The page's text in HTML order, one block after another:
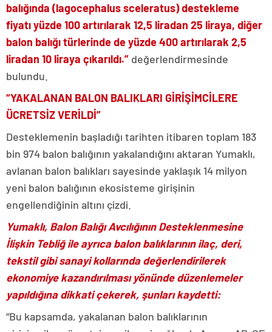
balığında (lagocephalus sceleratus) destekleme
fiyatı yüzde 100 artırılarak 12,5 liradan 25 liraya, diğer
balon balığı türlerinde de yüzde 400 artırılarak 2,5
liradan 10 liraya çıkarıldı.” değerlendirmesinde
bulundu.
“YAKALANAN BALON BALIKLARI GİRİŞİMCİLERE
ÜCRETSİZ VERİLDİ”
Desteklemenin başladığı tarihten itibaren toplam 183
bin 974 balon balığının yakalandığını aktaran Yumaklı,
avlanan balon balıkları sayesinde yaklaşık 14 milyon
yeni balon balığının ekosisteme girişinin
engellendiğinin altını çizdi.
Yumaklı, Balon Balığı Avcılığının Desteklenmesine
İlişkin Tebliğ ile ayrıca balon balıklarının ilaç, deri,
tekstil gibi sanayi kollarında değerlendirilerek
ekonomiye kazandırılması yönünde düzenlemeler
yapıldığına dikkati çekerek, şunları kaydetti:
“Bu kapsamda, yakalanan balon balıklarının